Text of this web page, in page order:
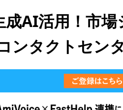
成AI活用！市
タクトセン